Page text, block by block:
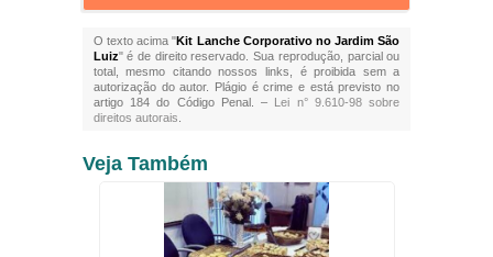
O texto acima "Kit Lanche Corporativo no Jardim São
Luiz" é de direito reservado. Sua reprodução, parcial ou
total, mesmo citando nossos links, é proibida sem a
autorização do autor. Plágio é crime e está previsto no
artigo 184 do Código Penal. – Lei n° 9.610-98 sobre
direitos autorais
Veja Também